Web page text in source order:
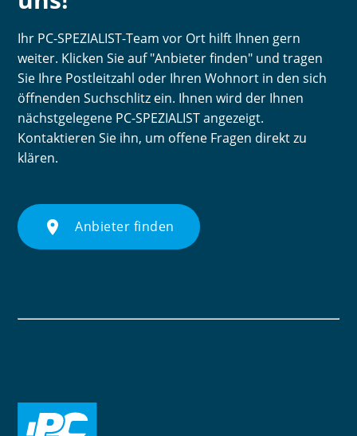
Ihr PC-SPEZIALIST-Team vor Ort hilft Ihnen gern
weiter. Klicken Sie auf "Anbieter finden" und tragen
Sie Ihre Postleitzahl oder Ihren Wohnort in den sich
öffnenden Suchschlitz ein. Ihnen wird der Ihnen
nächstgelegene PC-SPEZIALIST angezeigt.
Kontaktieren Sie ihn, um offene Fragen direkt zu
klären.
place Anbieter finden